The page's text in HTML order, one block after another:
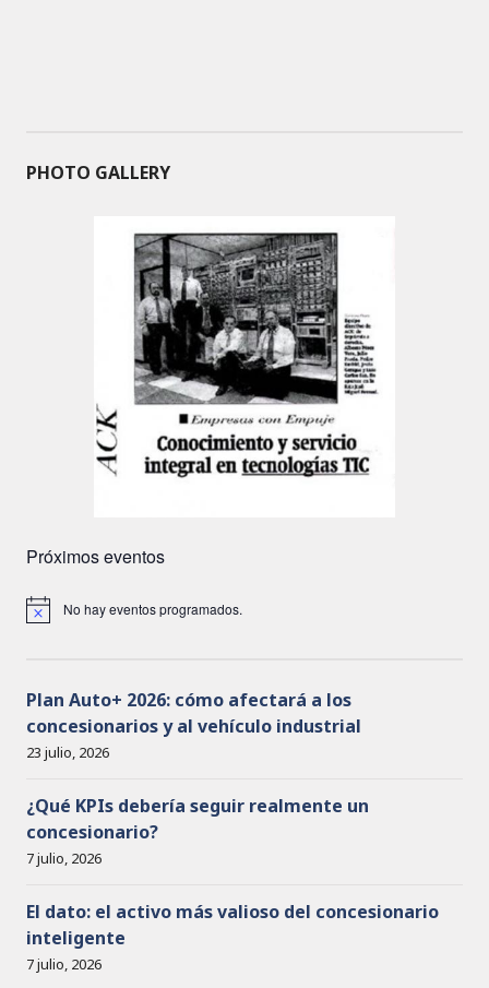
PHOTO GALLERY
Próximos eventos
No hay eventos programados.
Plan Auto+ 2026: cómo afectará a los
concesionarios y al vehículo industrial
23 julio, 2026
¿Qué KPIs debería seguir realmente un
concesionario?
7 julio, 2026
El dato: el activo más valioso del concesionario
inteligente
7 julio, 2026